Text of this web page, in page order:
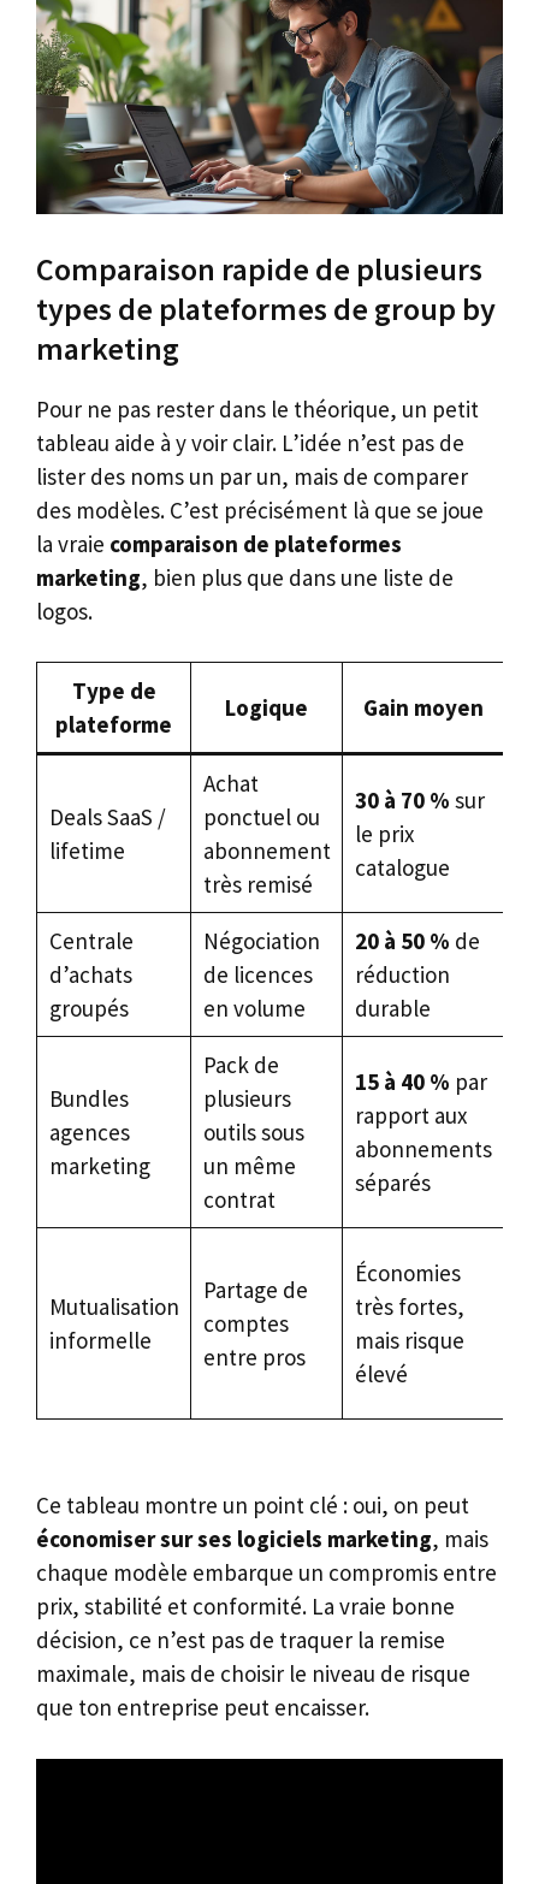
Comparaison rapide de plusieurs
types de plateformes de group by
marketing
Pour ne pas rester dans le théorique, un petit
tableau aide à y voir clair. L’idée n’est pas de
lister des noms un par un, mais de comparer
des modèles. C’est précisément là que se joue
la vraie comparaison de plateformes
marketing, bien plus que dans une liste de
logos.
Type de
plateforme
Logique Gain moyen
Deals SaaS /
lifetime
Achat
ponctuel ou
abonnement
très remisé
30 à 70 % sur
le prix
catalogue
Centrale
d’achats
groupés
Négociation
de licences
en volume
20 à 50 % de
réduction
durable
Bundles
agences
marketing
Pack de
plusieurs
outils sous
un même
contrat
15 à 40 % par
rapport aux
abonnements
séparés
Mutualisation
informelle
Partage de
comptes
entre pros
Économies
très fortes,
mais risque
élevé
Ce tableau montre un point clé : oui, on peut
économiser sur ses logiciels marketing, mais
chaque modèle embarque un compromis entre
prix, stabilité et conformité. La vraie bonne
décision, ce n’est pas de traquer la remise
maximale, mais de choisir le niveau de risque
que ton entreprise peut encaisser.